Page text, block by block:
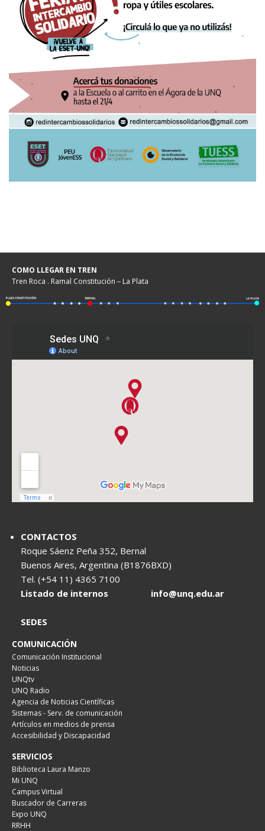
COMO LLEGAR EN TREN
Tren Roca . Ramal Constitución – La Plata
CONTACTOS
Roque Sáenz Peña 352, Bernal
Buenos Aires, Argentina (B1876BXD)
Tel. (+54 11) 4365 7100
Listado de internos
info@unq.edu.ar
SEDES
COMUNICACIÓN
Comunicación Institucional
Noticias
UNQtv
UNQ Radio
Agencia de Noticias Científicas
Sistemas - Serv. de comunicación
Artículos en medios de prensa
Accesibilidad y Discapacidad
SERVICIOS
Biblioteca Laura Manzo
Mi UNQ
Campus Virtual
Buscador de Carreras
Expo UNQ
RRHH